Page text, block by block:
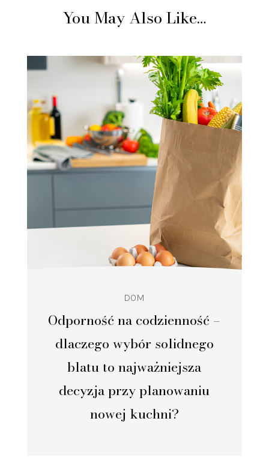
You May Also Like…
Odporność na codzienność –
dlaczego wybór solidnego
blatu to najważniejsza
decyzja przy planowaniu
nowej kuchni?
DOM